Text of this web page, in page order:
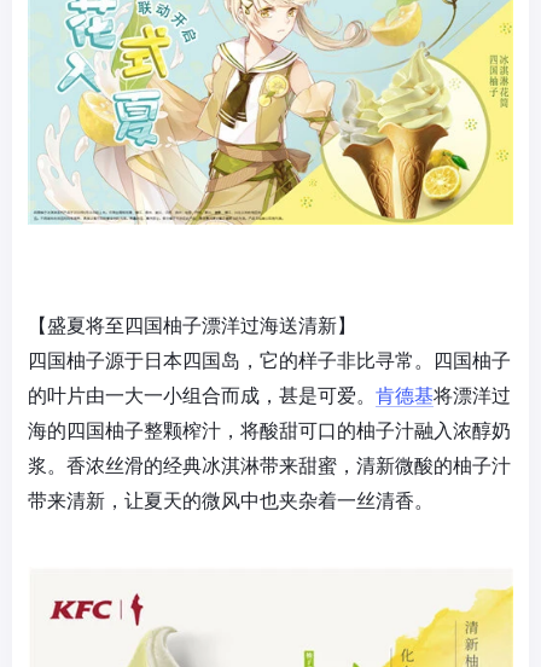
【盛夏将至四国柚子漂洋过海送清新】
四国柚子源于日本四国岛，它的样子非比寻常。四国柚子
的叶片由一大一小组合而成，甚是可爱。 肯德基将漂洋过
海的四国柚子整颗榨汁，将酸甜可口的柚子汁融入浓醇奶
浆。香浓丝滑的经典冰淇淋带来甜蜜，清新微酸的柚子汁
带来清新，让夏天的微风中也夹杂着一丝清香。